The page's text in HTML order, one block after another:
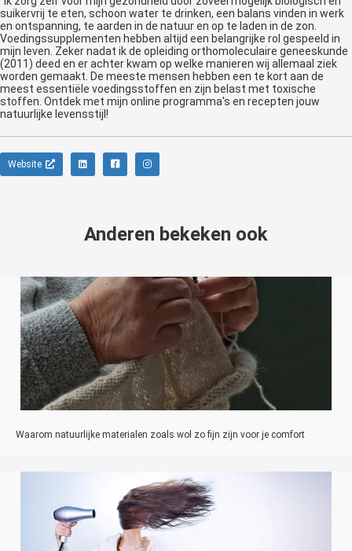
suikervrij te eten, schoon water te drinken, een balans vinden in werk
en ontspanning, te aarden in de natuur en op te laden in de zon.
Voedingssupplementen hebben altijd een belangrijke rol gespeeld in
mijn leven. Zeker nadat ik de opleiding orthomoleculaire geneeskunde
(2011) deed en er achter kwam op welke manieren wij allemaal ziek
worden gemaakt. De meeste mensen hebben een te kort aan de
meest essentiële voedingsstoffen en zijn belast met toxische
stoffen. Ontdek met mijn online programma's en recepten jouw
natuurlijke levensstijl!
Website
Anderen bekeken ook
Waarom natuurlijke materialen zoals wol zo fijn zijn voor je comfort